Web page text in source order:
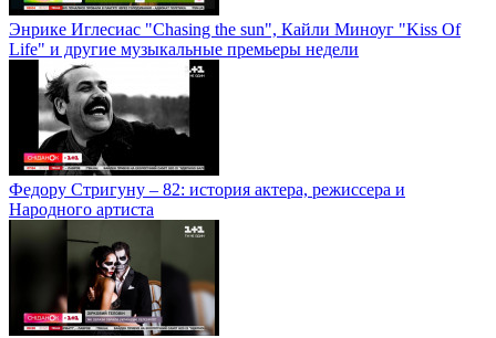
Энрике Иглесиас "Chasing the sun", Кайли Миноуг "Kiss Of
Life" и другие музыкальные премьеры недели
Федору Стригуну – 82: история актера, режиссера и
Народного артиста